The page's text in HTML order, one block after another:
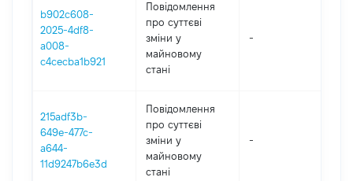
b902c608-
2025-4df8-
a008-
c4cecba1b921
Повідомлення
про суттєві
зміни y
майновому
стані
-
215adf3b-
649e-477c-
a644-
11d9247b6e3d
Повідомлення
про суттєві
зміни y
майновому
стані
-